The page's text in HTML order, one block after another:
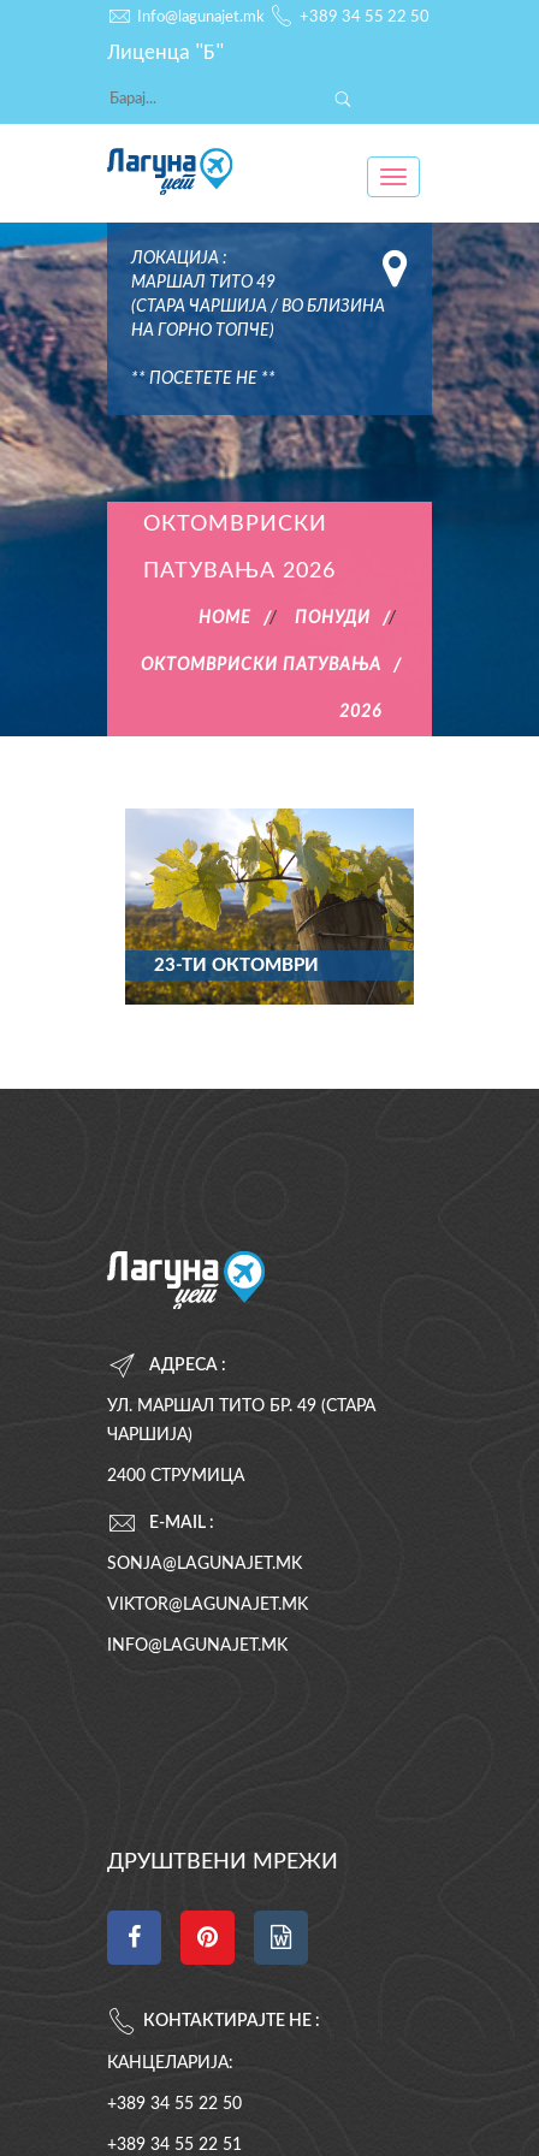
Info@lagunajet.mk +389 34 55 22 50
Лиценца "Б"
Toggle
ЛОКАЦИЈА :
МАРШАЛ ТИТО 49
(СТАРА ЧАРШИЈА / ВО БЛИЗИНА
НА ГОРНО ТОПЧЕ)
** ПОСЕТЕТЕ НЕ **
ОКТОМВРИСКИ
ПАТУВАЊА 2026
HOME / ПОНУДИ /
ОКТОМВРИСКИ ПАТУВАЊА
2026
23-ТИ ОКТОМВРИ
АДРЕСА :
УЛ. МАРШАЛ ТИТО БР. 49 (СТАРА
ЧАРШИЈА)
2400 СТРУМИЦА
E-MAIL :
SONJA@LAGUNAJET.MK
VIKTOR@LAGUNAJET.MK
INFO@LAGUNAJET.MK
ДРУШТВЕНИ МРЕЖИ
КОНТАКТИРАЈТЕ НЕ :
КАНЦЕЛАРИЈА:
+389 34 55 22 50
+389 34 55 22 51